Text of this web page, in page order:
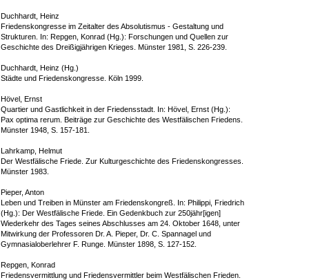
Duchhardt, Heinz
Friedenskongresse im Zeitalter des Absolutismus - Gestaltung und
Strukturen. In: Repgen, Konrad (Hg.): Forschungen und Quellen zur
Geschichte des Dreißigjährigen Krieges. Münster 1981, S. 226-239.
Duchhardt, Heinz (Hg.)
Städte und Friedenskongresse. Köln 1999.
Hövel, Ernst
Quartier und Gastlichkeit in der Friedensstadt. In: Hövel, Ernst (Hg.):
Pax optima rerum. Beiträge zur Geschichte des Westfälischen Friedens.
Münster 1948, S. 157-181.
Lahrkamp, Helmut
Der Westfälische Friede. Zur Kulturgeschichte des Friedenskongresses.
Münster 1983.
Pieper, Anton
Leben und Treiben in Münster am Friedenskongreß. In: Philippi, Friedrich
(Hg.): Der Westfälische Friede. Ein Gedenkbuch zur 250jähr[igen]
Wiederkehr des Tages seines Abschlusses am 24. Oktober 1648, unter
Mitwirkung der Professoren Dr. A. Pieper, Dr. C. Spannagel und
Gymnasialoberlehrer F. Runge. Münster 1898, S. 127-152.
Repgen, Konrad
Friedensvermittlung und Friedensvermittler beim Westfälischen Frieden.